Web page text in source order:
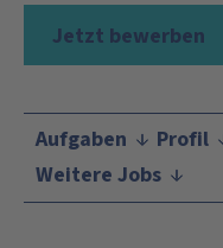
Jetzt bewerben
Aufgaben Profil
Weitere Jobs